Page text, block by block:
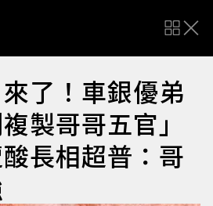
來了！車銀優弟
製哥哥五官」
長相超普：哥